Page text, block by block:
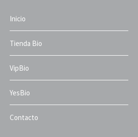
Inicio
Tienda Bio
VipBio
YesBio
Contacto